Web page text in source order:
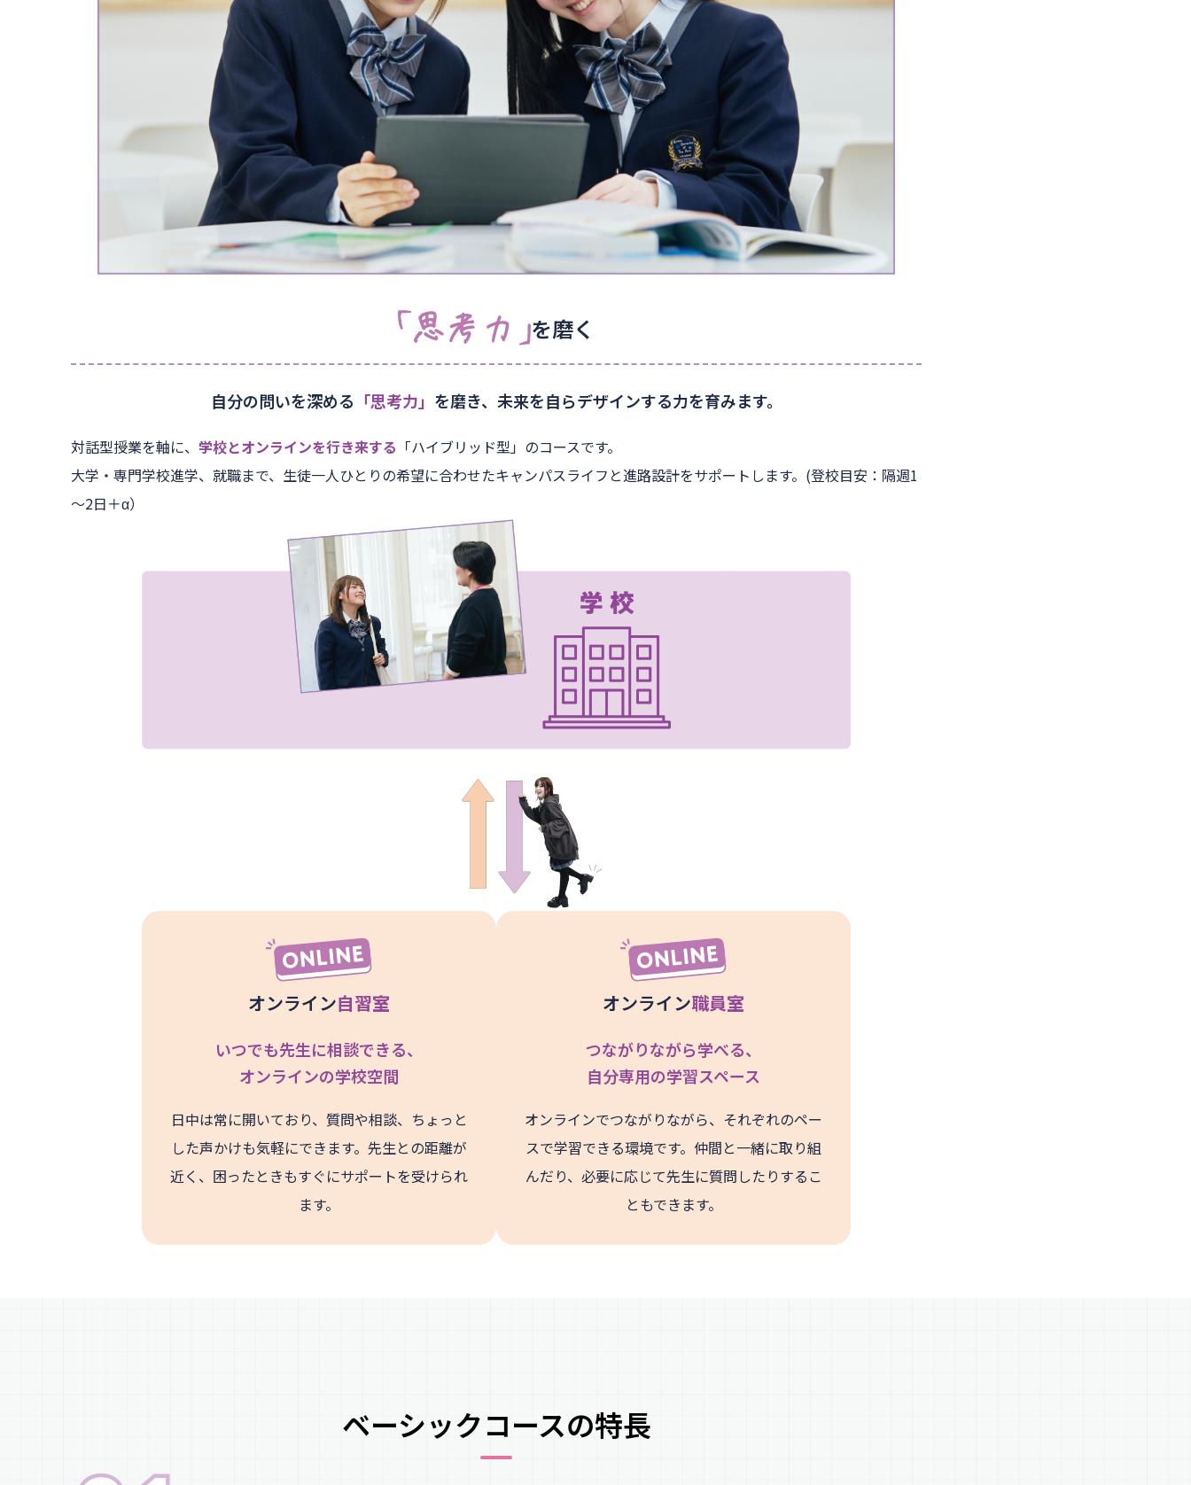
を磨く
自分の問いを深める 「思考力」 を磨き、未来を自らデザインする力を育みます。
対話型授業を軸に、 学校とオンラインを行き来する 「ハイブリッド型」のコースです。
大学・専門学校進学、就職まで、生徒一人ひとりの希望に合わせたキャンパスライフと進路設計をサポートします。(登校目安：隔週1
～2日＋α）
オンライン自習室
いつでも先生に相談できる、
オンラインの学校空間
日中は常に開いており、質問や相談、ちょっと
した声かけも気軽にできます。先生との距離が
近く、困ったときもすぐにサポートを受けられ
ます。
オンライン職員室
つながりながら学べる、
自分専用の学習スペース
オンラインでつながりながら、それぞれのペー
スで学習できる環境です。仲間と一緒に取り組
んだり、必要に応じて先生に質問したりするこ
ともできます。
ベーシックコースの特長